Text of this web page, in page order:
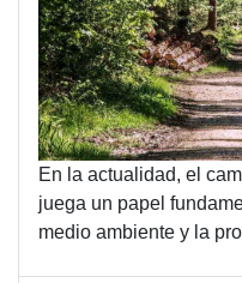
En la actualidad, el
juega un papel
medio ambiente y la